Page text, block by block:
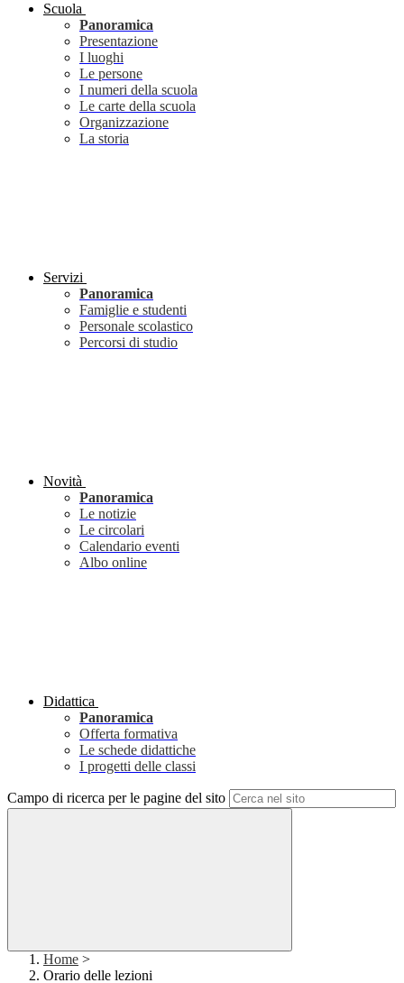
Scuola
Panoramica
Presentazione
I luoghi
Le persone
I numeri della scuola
Le carte della scuola
Organizzazione
La storia
Servizi
Panoramica
Famiglie e studenti
Personale scolastico
Percorsi di studio
Novità
Panoramica
Le notizie
Le circolari
Calendario eventi
Albo online
Didattica
Panoramica
Offerta formativa
Le schede didattiche
I progetti delle classi
Campo di ricerca per le pagine del sito
Home >
Orario delle lezioni